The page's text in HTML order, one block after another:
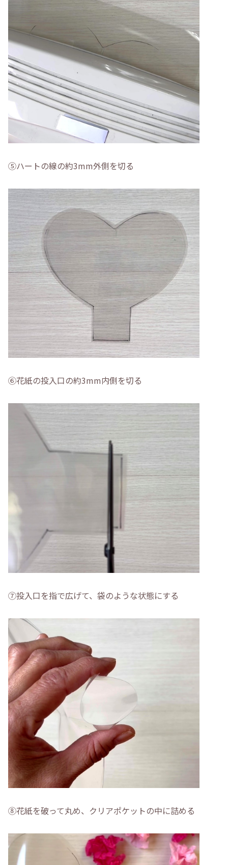
➄ハートの線の約3mm外側を切る
⑥花紙の投入口の約3mm内側を切る
⑦投入口を指で広げて、袋のような状態にする
⑧花紙を破って丸め、クリアポケットの中に詰める